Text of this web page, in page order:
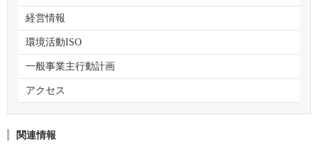
経営情報
環境活動ISO
一般事業主行動計画
アクセス
関連情報